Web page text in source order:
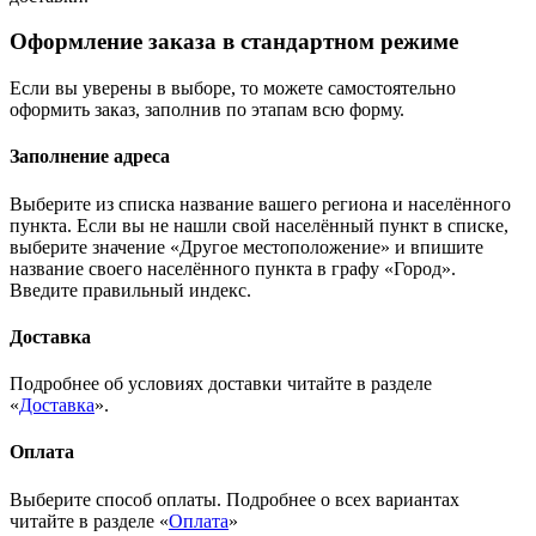
Оформление заказа в стандартном режиме
Если вы уверены в выборе, то можете самостоятельно
оформить заказ, заполнив по этапам всю форму.
Заполнение адреса
Выберите из списка название вашего региона и населённого
пункта. Если вы не нашли свой населённый пункт в списке,
выберите значение «Другое местоположение» и впишите
название своего населённого пункта в графу «Город».
Введите правильный индекс.
Доставка
Подробнее об условиях доставки читайте в разделе
«Доставка».
Оплата
Выберите способ оплаты. Подробнее о всех вариантах
читайте в разделе «Оплата»